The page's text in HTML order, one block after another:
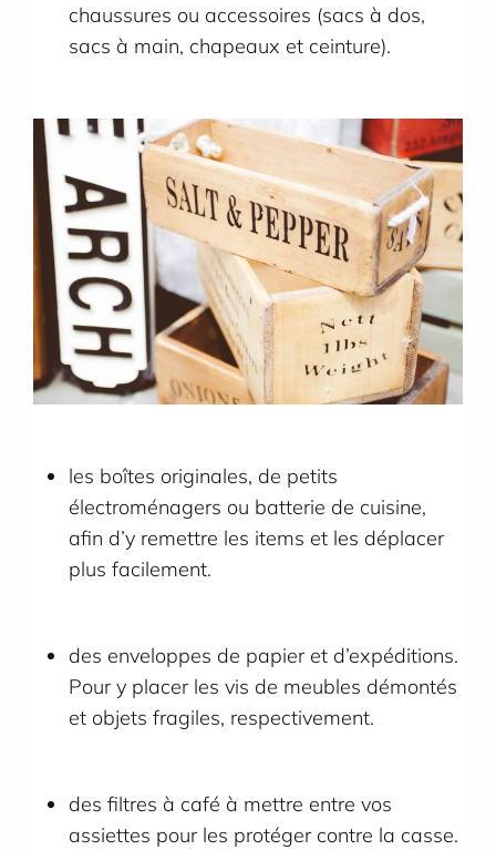
chaussures ou accessoires (sacs à dos,
sacs à main, chapeaux et ceinture).
les boîtes originales, de petits
électroménagers ou batterie de cuisine,
afin d’y remettre les items et les déplacer
plus facilement.
des enveloppes de papier et d’expéditions.
Pour y placer les vis de meubles démontés
et objets fragiles, respectivement.
des filtres à café à mettre entre vos
assiettes pour les protéger contre la casse.